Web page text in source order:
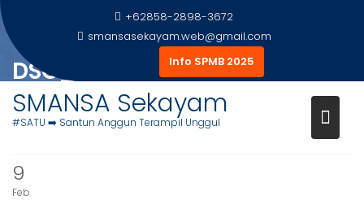
Skip
to
content
+62858-2898-3672
smansasekayam.web@gmail.com
Info SPMB 2025
SMANSA Sekayam
#SATU ➡️ Santun Anggun Terampil Unggul
DSC_0654.JPG
Home Foto Siswa DSC_0654.JPG
9
Feb